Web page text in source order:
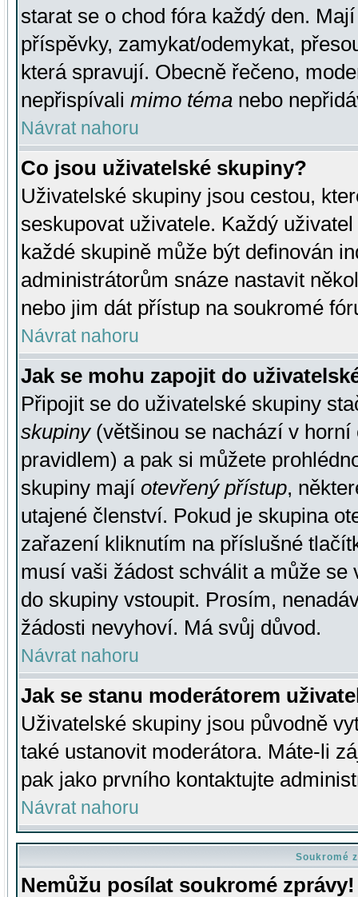
starat se o chod fóra každý den.
příspěvky, zamykat/odemykat,
která spravují. Obecně řečeno,
nepřispívali mimo téma nebo
Návrat nahoru
Co jsou uživatelské skupiny?
Uživatelské skupiny jsou cestou,
seskupovat uživatele. Každý
každé skupině může být definován
administrátorům snáze nastavit
nebo jim dát přístup na soukromé
Návrat nahoru
Jak se mohu zapojit do
Připojit se do uživatelské skupiny
skupiny(většinou se nachází v horní
pravidlem) a pak si můžete
skupiny mají otevřený přístup,
utajené členství. Pokud je skupina
zařazení kliknutím na příslušné
musí vaši žádost schválit a může se
do skupiny vstoupit. Prosím,
žádosti nevyhoví. Má svůj důvod.
Návrat nahoru
Jak se stanu moderátorem
Uživatelské skupiny jsou původně
také ustanovit moderátora. Máte-li
pak jako prvního kontaktujte
Návrat nahoru
Soukromé
Nemůžu posílat soukromé zprávy!